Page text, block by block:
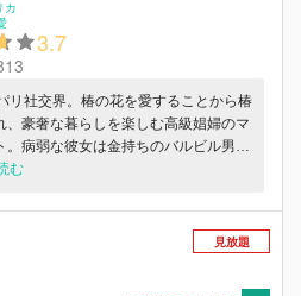
カ
3.7
リ社交界。椿の花を愛することから椿
、豪奢な暮らしを楽しむ高級娼婦のマ
。病弱な彼女は金持ちのバルビル男爵
にするが、純粋な若き美青年アルマン
1936 Warner Bros. Entertainment Inc.
む
見放題